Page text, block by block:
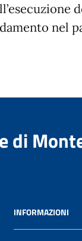
nel
di
INFORMAZIONI